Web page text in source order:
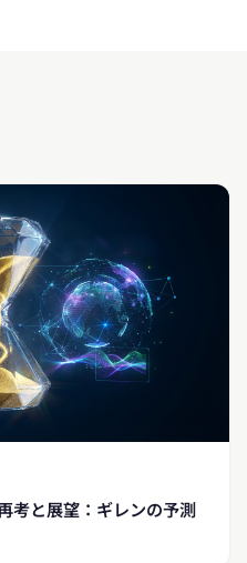
考と展望：ギレンの予測